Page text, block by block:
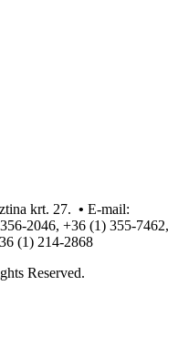
krt. 27. • E-mail:
2046, +36 (1) 355-7462,
(1) 214-2868
Reserved.